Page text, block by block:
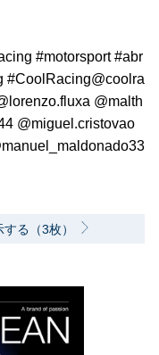
#motorsport #abr
#CoolRacing@coolra
@malth
@miguel.cristovao
る（3枚）